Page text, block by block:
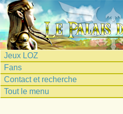
Jeux LOZ
Fans
Contact et recherche
Tout le menu